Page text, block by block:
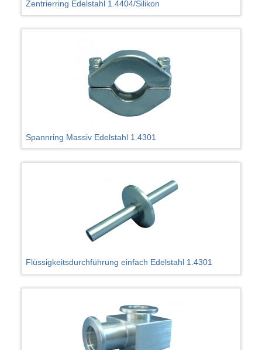
Zentrierring Edelstahl 1.4404/Silikon
Spannring Massiv Edelstahl 1.4301
Flüssigkeitsdurchführung einfach Edelstahl 1.4301